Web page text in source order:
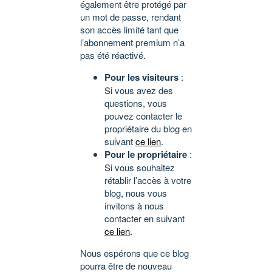
également être protégé par
un mot de passe, rendant
son accès limité tant que
l’abonnement premium n’a
pas été réactivé.
Pour les visiteurs :
Si vous avez des
questions, vous
pouvez contacter le
propriétaire du blog en
suivantce lien.
Pour le propriétaire :
Si vous souhaitez
rétablir l’accès à votre
blog, nous vous
invitons à nous
contacter en suivant
ce lien.
Nous espérons que ce blog
pourra être de nouveau